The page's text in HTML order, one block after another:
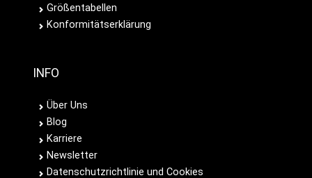
Größentabellen
Konformitätserklärung
INFO
Über Uns
Blog
Karriere
Newsletter
Datenschutzrichtlinie und Cookies